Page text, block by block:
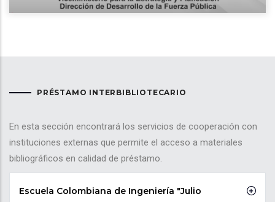
PRÉSTAMO INTERBIBLIOTECARIO
En esta sección encontrará los servicios de cooperación con
instituciones externas que permite el acceso a materiales
bibliográficos en calidad de préstamo.
Escuela Colombiana de Ingeniería "Julio